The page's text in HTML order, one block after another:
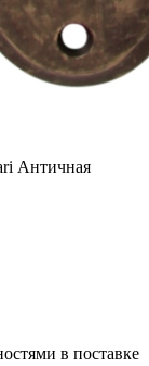
Античная
в поставке